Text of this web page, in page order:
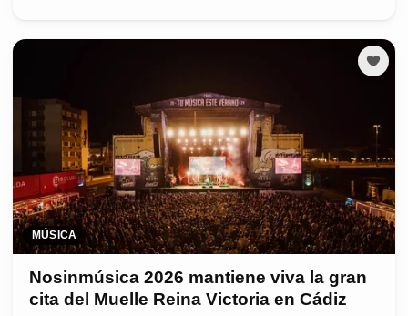
MÚSICA
Nosinmúsica 2026 mantiene viva la gran
cita del Muelle Reina Victoria en Cádiz